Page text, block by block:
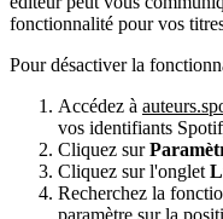
fonctionnalité pour vos
Pour désactiver la
Accédez à
vos identifiants
Cliquez sur
Cliquez sur l'onglet
Recherchez la
paramètre sur la